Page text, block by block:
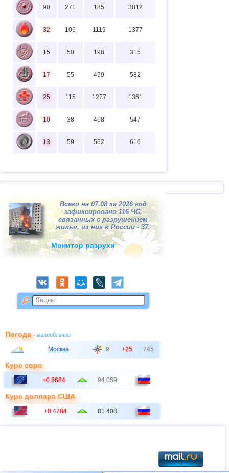
90 271 185 3812
32 106 1119 1377
15 50 198 315
17 55 459 582
25 115 1277 1361
10 38 468 547
13 59 562 616
Всего на 07.08 за 2026 год
зафиксировано 116ЧС,
связанных с разрушением
жилья, из них в России - 37.
Монитор разрухи
Погода- малооблачно
Москва 9 +25 745
Курс евро
+0.8684 94.059
Курс доллара США
+0.4784 81.408